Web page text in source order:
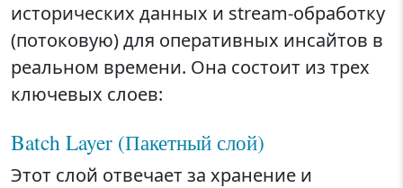
исторических данных и stream-обработку
(потоковую) для оперативных инсайтов в
реальном времени. Она состоит из трех
ключевых слоев:
Batch Layer (Пакетный слой)
Этот слой отвечает за хранение и